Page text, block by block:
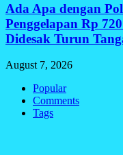
Ada Apa dengan
Penggelapan Rp
Didesak Turun
August 7, 2026
Popular
Comments
Tags